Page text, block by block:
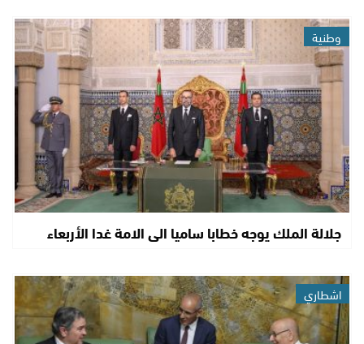
وطنية
جلالة الملك يوجه خطابا ساميا الى الامة غدا الأربعاء
اشطاري